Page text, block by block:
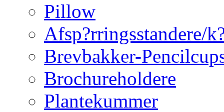
Pillow
Afsp?rringsstandere/
Brevbakker-
Brochureholdere
Plantekummer